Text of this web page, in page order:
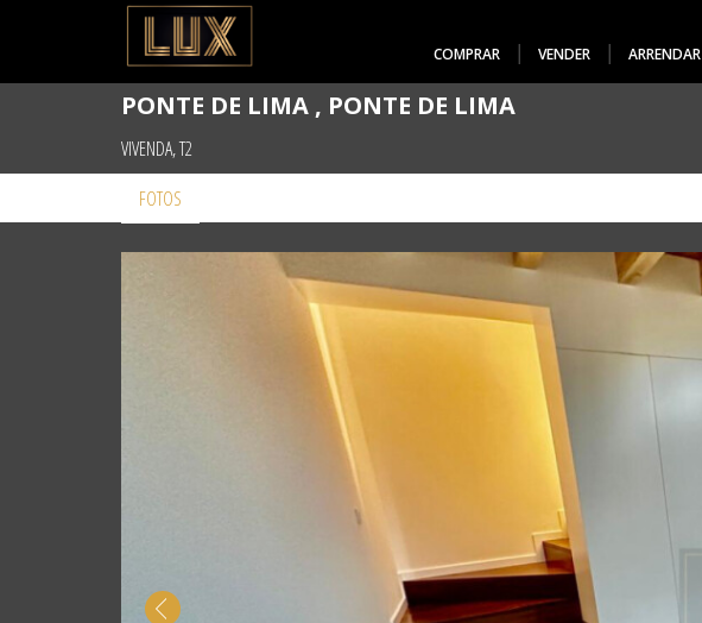
COMPRAR VENDER ARRENDAR
PONTE DE LIMA , PONTE DE LIMA
VIVENDA, T2
FOTOS